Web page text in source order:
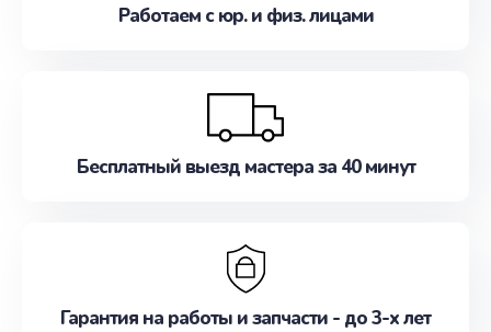
Работаем с юр. и физ. лицами
Бесплатный выезд мастера за 40 минут
Гарантия на работы и запчасти - до 3-х лет